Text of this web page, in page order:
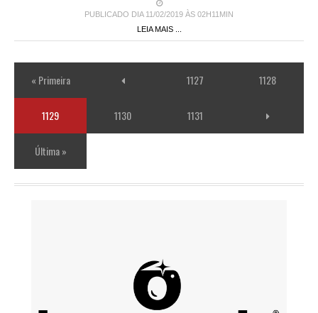
PUBLICADO DIA 11/02/2019 ÀS 02H11MIN
LEIA MAIS ...
« Primeira 1127 1128
1129 1130 1131
Última »